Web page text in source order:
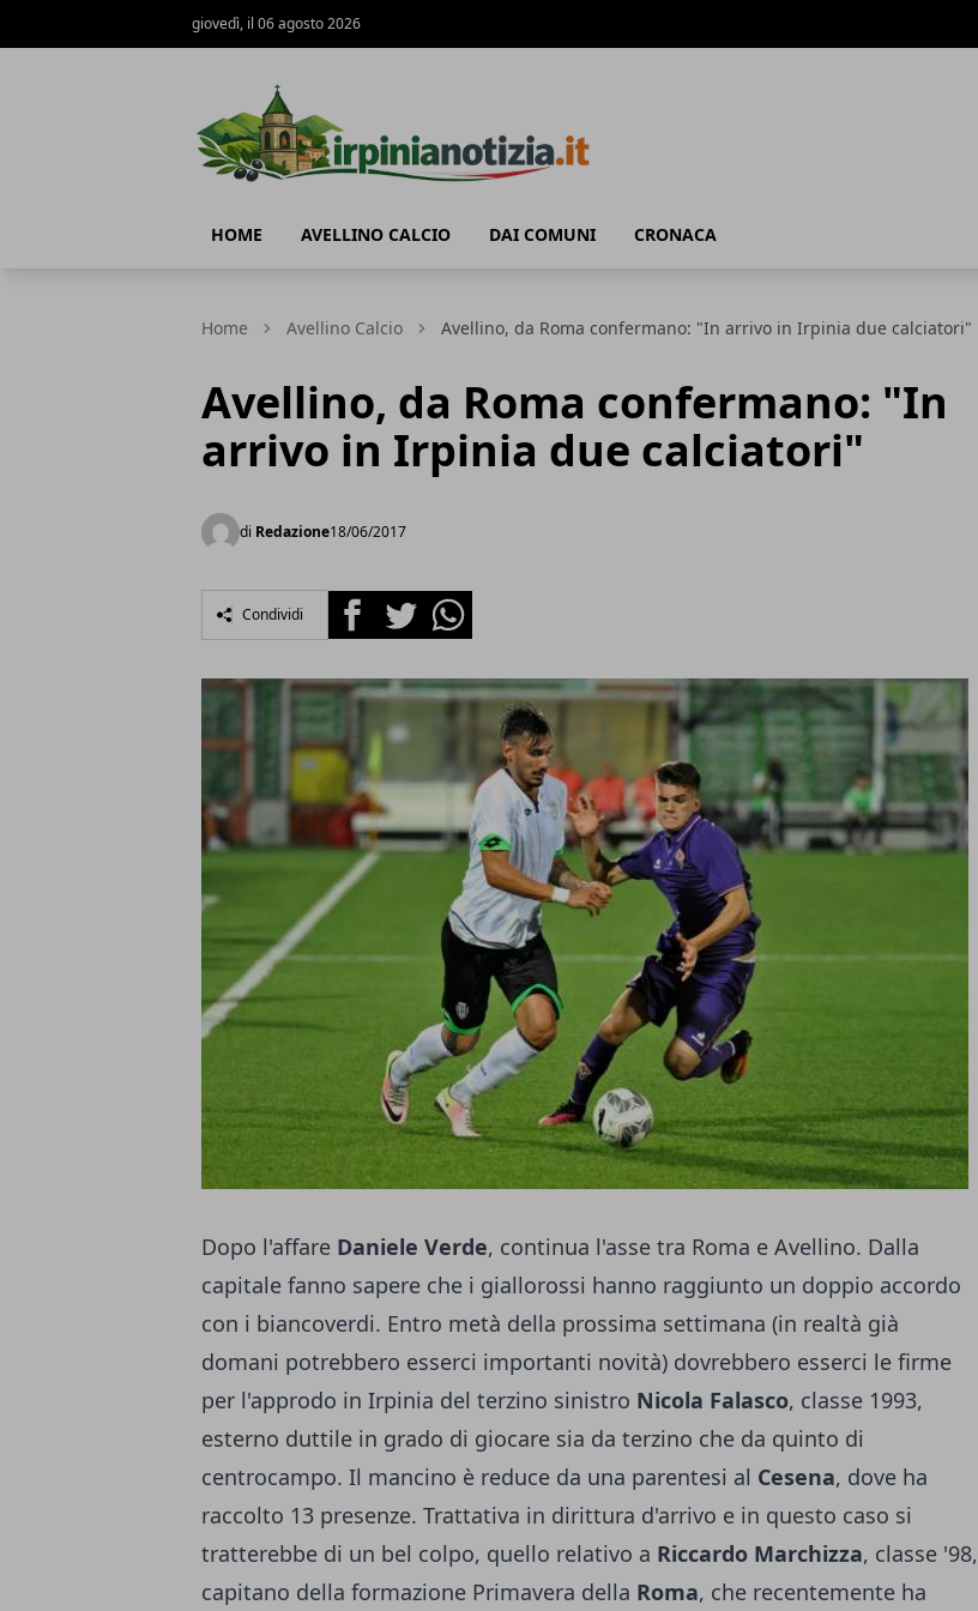
giovedì, il 06 agosto 2026
HOME AVELLINO CALCIO DAI COMUNI CRONACA
Home Avellino Calcio Avellino, da Roma confermano: "In arrivo in Irpinia due calciatori"
Avellino, da Roma confermano: "In
arrivo in Irpinia due calciatori"
di Redazione18/06/2017
Condividi FacebookTwitterWhatsapp
Dopo l'affare Daniele Verde, continua l'asse tra Roma e Avellino. Dalla
capitale fanno sapere che i giallorossi hanno raggiunto un doppio accordo
con i biancoverdi. Entro metà della prossima settimana (in realtà già
domani potrebbero esserci importanti novità) dovrebbero esserci le firme
per l'approdo in Irpinia del terzino sinistro Nicola Falasco, classe 1993,
esterno duttile in grado di giocare sia da terzino che da quinto di
centrocampo. Il mancino è reduce da una parentesi al Cesena, dove ha
raccolto 13 presenze. Trattativa in dirittura d'arrivo e in questo caso si
tratterebbe di un bel colpo, quello relativo a Riccardo Marchizza, classe '98,
capitano della formazione Primavera della Roma, che recentemente ha